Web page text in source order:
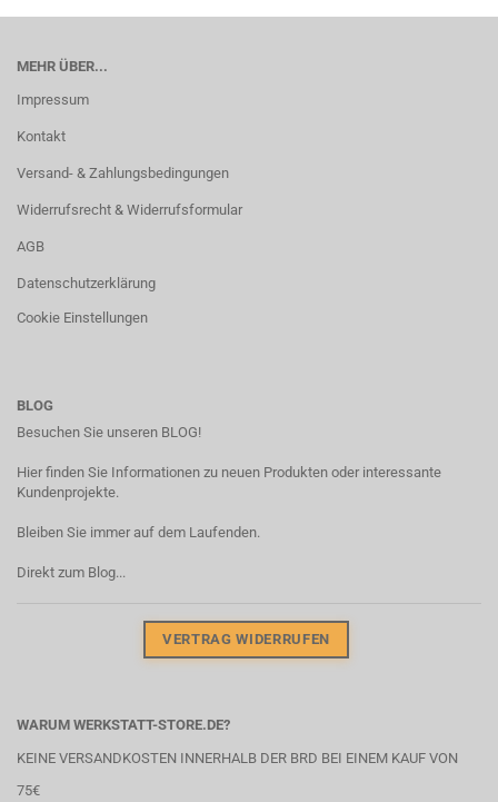
MEHR ÜBER...
Impressum
Kontakt
Versand- & Zahlungsbedingungen
Widerrufsrecht & Widerrufsformular
AGB
Datenschutzerklärung
Cookie Einstellungen
BLOG
Besuchen Sie unseren BLOG!
Hier finden Sie Informationen zu neuen Produkten oder interessante
Kundenprojekte.
Bleiben Sie immer auf dem Laufenden.
Direkt zum Blog...
VERTRAG WIDERRUFEN
WARUM WERKSTATT-STORE.DE?
KEINE VERSANDKOSTEN INNERHALB DER BRD BEI EINEM KAUF VON
75€